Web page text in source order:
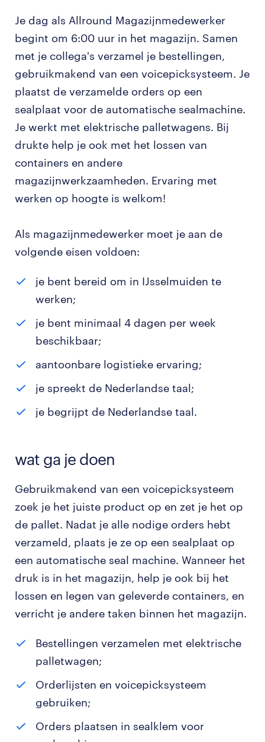
Je dag als Allround Magazijnmedewerker
begint om 6:00 uur in het magazijn. Samen
met je collega's verzamel je bestellingen,
gebruikmakend van een voicepicksysteem. Je
plaatst de verzamelde orders op een
sealplaat voor de automatische sealmachine.
Je werkt met elektrische palletwagens. Bij
drukte help je ook met het lossen van
containers en andere
magazijnwerkzaamheden. Ervaring met
werken op hoogte is welkom!
Als magazijnmedewerker moet je aan de
volgende eisen voldoen:
je bent bereid om in IJsselmuiden te
werken;
je bent minimaal 4 dagen per week
beschikbaar;
aantoonbare logistieke ervaring;
je spreekt de Nederlandse taal;
je begrijpt de Nederlandse taal.
wat ga je doen
Gebruikmakend van een voicepicksysteem
zoek je het juiste product op en zet je het op
de pallet. Nadat je alle nodige orders hebt
verzameld, plaats je ze op een sealplaat op
een automatische seal machine. Wanneer het
druk is in het magazijn, help je ook bij het
lossen en legen van geleverde containers, en
verricht je andere taken binnen het magazijn.
Bestellingen verzamelen met elektrische
palletwagen;
Orderlijsten en voicepicksysteem
gebruiken;
Orders plaatsen in sealklem voor